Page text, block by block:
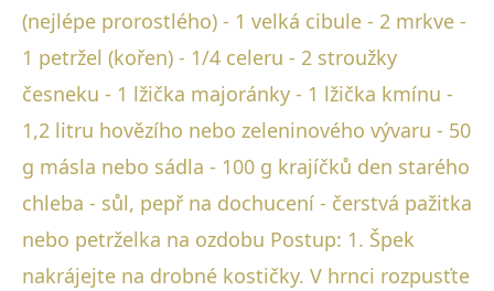
(nejlépe prorostlého) - 1 velká cibule - 2 mrkve -
1 petržel (kořen) - 1/4 celeru - 2 stroužky
česneku - 1 lžička majoránky - 1 lžička kmínu -
1,2 litru hovězího nebo zeleninového vývaru - 50
g másla nebo sádla - 100 g krajíčků den starého
chleba - sůl, pepř na dochucení - čerstvá pažitka
nebo petrželka na ozdobu Postup: 1. Špek
nakrájejte na drobné kostičky. V hrnci rozpusťte